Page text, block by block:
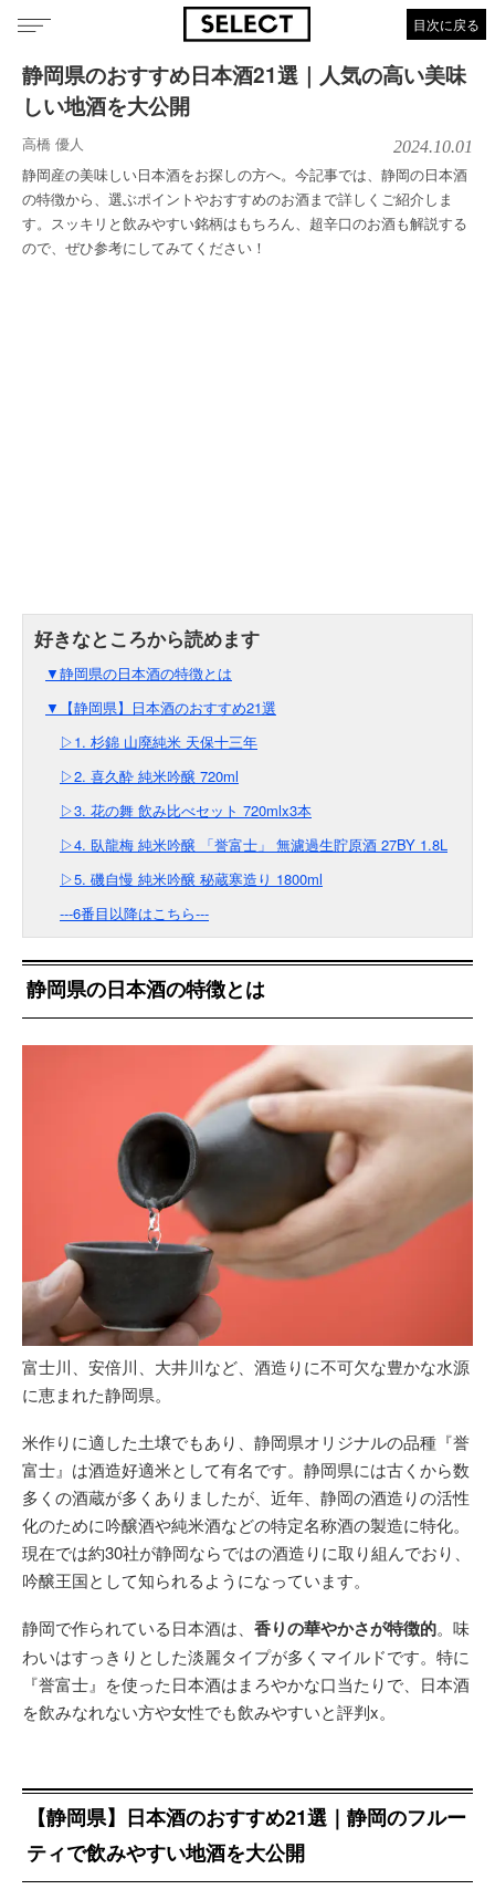
目次に戻る
静岡県のおすすめ日本酒21選｜人気の高い美味
しい地酒を大公開
高橋 優人 2024.10.01
静岡産の美味しい日本酒をお探しの方へ。今記事では、静岡の日本酒
の特徴から、選ぶポイントやおすすめのお酒まで詳しくご紹介しま
す。スッキリと飲みやすい銘柄はもちろん、超辛口のお酒も解説する
ので、ぜひ参考にしてみてください！
▼静岡県の日本酒の特徴とは
▼【静岡県】日本酒のおすすめ21選
▷1. 杉錦 山廃純米 天保十三年
▷2. 喜久酔 純米吟醸 720ml
▷3. 花の舞 飲み比べセット 720mlx3本
▷4. 臥龍梅 純米吟醸 「誉富士」 無濾過生貯原酒 27BY 1.8L
▷5. 磯自慢 純米吟醸 秘蔵寒造り 1800ml
---6番目以降はこちら---
静岡県の日本酒の特徴とは
富士川、安倍川、大井川など、酒造りに不可欠な豊かな水源
に恵まれた静岡県。
米作りに適した土壌でもあり、静岡県オリジナルの品種『誉
富士』は酒造好適米として有名です。静岡県には古くから数
多くの酒蔵が多くありましたが、近年、静岡の酒造りの活性
化のために吟醸酒や純米酒などの特定名称酒の製造に特化。
現在では約30社が静岡ならではの酒造りに取り組んでおり、
吟醸王国として知られるようになっています。
静岡で作られている日本酒は、 香りの華やかさが特徴的。味
わいはすっきりとした淡麗タイプが多くマイルドです。特に
『誉富士』を使った日本酒はまろやかな口当たりで、日本酒
を飲みなれない方や女性でも飲みやすいと評判x。
【静岡県】日本酒のおすすめ21選｜静岡のフルー
ティで飲みやすい地酒を大公開